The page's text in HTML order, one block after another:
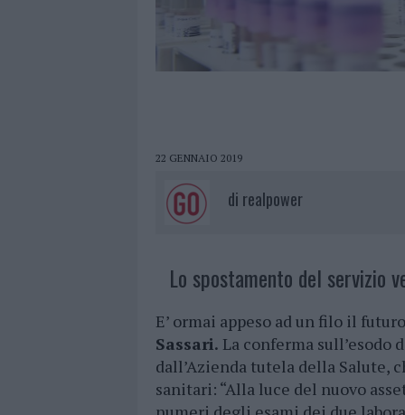
22 GENNAIO 2019
di realpower
Lo spostamento del servizio
E’ ormai appeso ad un filo il
Sassari. La conferma sull’esodo
dall’Azienda tutela della Salute,
sanitari: “Alla luce del nuovo